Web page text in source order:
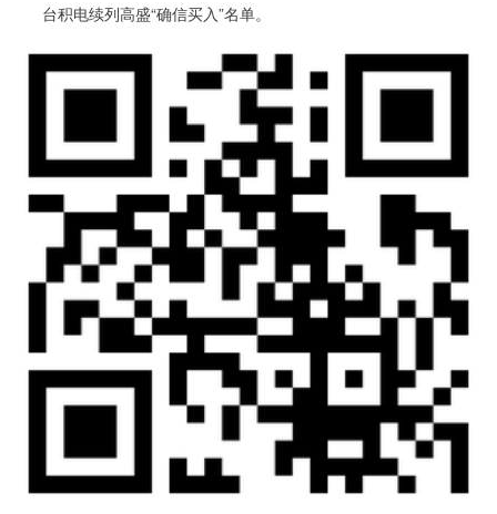
台积电续列高盛“确信买入”名单。